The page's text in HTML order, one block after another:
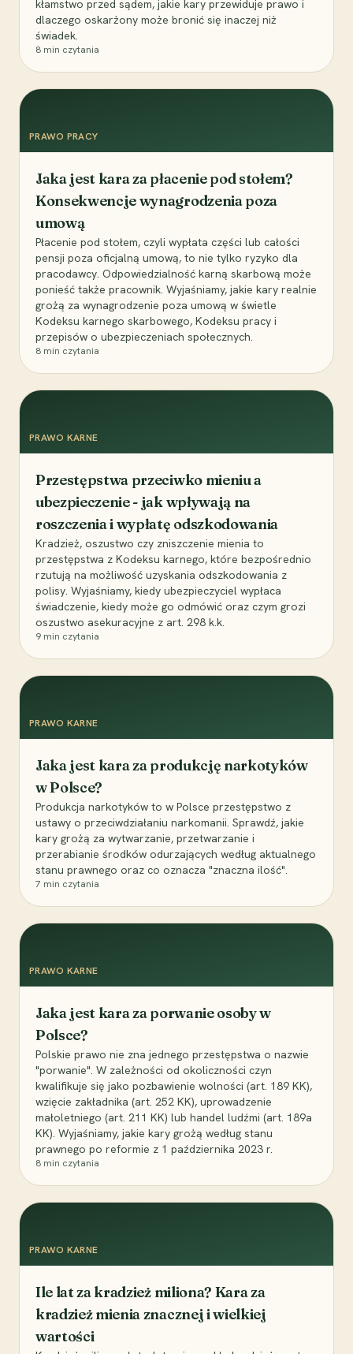
kłamstwo przed sądem, jakie kary przewiduje prawo i
dlaczego oskarżony może bronić się inaczej niż
świadek.
8 min czytania
PRAWO PRACY
Jaka jest kara za płacenie pod stołem?
Konsekwencje wynagrodzenia poza
umową
Płacenie pod stołem, czyli wypłata części lub całości
pensji poza oficjalną umową, to nie tylko ryzyko dla
pracodawcy. Odpowiedzialność karną skarbową może
ponieść także pracownik. Wyjaśniamy, jakie kary realnie
grożą za wynagrodzenie poza umową w świetle
Kodeksu karnego skarbowego, Kodeksu pracy i
przepisów o ubezpieczeniach społecznych.
8 min czytania
PRAWO KARNE
Przestępstwa przeciwko mieniu a
ubezpieczenie - jak wpływają na
roszczenia i wypłatę odszkodowania
Kradzież, oszustwo czy zniszczenie mienia to
przestępstwa z Kodeksu karnego, które bezpośrednio
rzutują na możliwość uzyskania odszkodowania z
polisy. Wyjaśniamy, kiedy ubezpieczyciel wypłaca
świadczenie, kiedy może go odmówić oraz czym grozi
oszustwo asekuracyjne z art. 298 k.k.
9 min czytania
PRAWO KARNE
Jaka jest kara za produkcję narkotyków
w Polsce?
Produkcja narkotyków to w Polsce przestępstwo z
ustawy o przeciwdziałaniu narkomanii. Sprawdź, jakie
kary grożą za wytwarzanie, przetwarzanie i
przerabianie środków odurzających według aktualnego
stanu prawnego oraz co oznacza "znaczna ilość".
7 min czytania
PRAWO KARNE
Jaka jest kara za porwanie osoby w
Polsce?
Polskie prawo nie zna jednego przestępstwa o nazwie
"porwanie". W zależności od okoliczności czyn
kwalifikuje się jako pozbawienie wolności (art. 189 KK),
wzięcie zakładnika (art. 252 KK), uprowadzenie
małoletniego (art. 211 KK) lub handel ludźmi (art. 189a
KK). Wyjaśniamy, jakie kary grożą według stanu
prawnego po reformie z 1 października 2023 r.
8 min czytania
PRAWO KARNE
Ile lat za kradzież miliona? Kara za
kradzież mienia znacznej i wielkiej
wartości